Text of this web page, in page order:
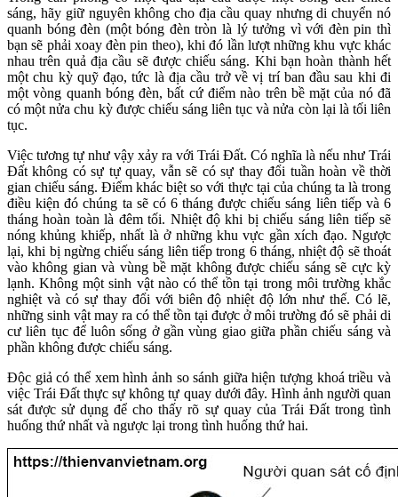
sáng, hãy giữ nguyên không cho địa cầu quay nhưng di chuyển nó
quanh bóng đèn (một bóng đèn tròn là lý tưởng vì với đèn pin thì
bạn sẽ phải xoay đèn pin theo), khi đó lần lượt những khu vực khác
nhau trên quả địa cầu sẽ được chiếu sáng. Khi bạn hoàn thành hết
một chu kỳ quỹ đạo, tức là địa cầu trở về vị trí ban đầu sau khi đi
một vòng quanh bóng đèn, bất cứ điểm nào trên bề mặt của nó đã
có một nửa chu kỳ được chiếu sáng liên tục và nửa còn lại là tối liên
tục.
Việc tương tự như vậy xảy ra với Trái Đất. Có nghĩa là nếu như Trái
Đất không có sự tự quay, vẫn sẽ có sự thay đổi tuần hoàn về thời
gian chiếu sáng. Điểm khác biệt so với thực tại của chúng ta là trong
điều kiện đó chúng ta sẽ có 6 tháng được chiếu sáng liên tiếp và 6
tháng hoàn toàn là đêm tối. Nhiệt độ khi bị chiếu sáng liên tiếp sẽ
nóng khủng khiếp, nhất là ở những khu vực gần xích đạo. Ngược
lại, khi bị ngừng chiếu sáng liên tiếp trong 6 tháng, nhiệt độ sẽ thoát
vào không gian và vùng bề mặt không được chiếu sáng sẽ cực kỳ
lạnh. Không một sinh vật nào có thể tồn tại trong môi trường khắc
nghiệt và có sự thay đổi với biên độ nhiệt độ lớn như thế. Có lẽ,
những sinh vật may ra có thể tồn tại được ở môi trường đó sẽ phải di
cư liên tục để luôn sống ở gần vùng giao giữa phần chiếu sáng và
phần không được chiếu sáng.
Độc giả có thể xem hình ảnh so sánh giữa hiện tượng khoá triều và
việc Trái Đất thực sự không tự quay dưới đây. Hình ảnh người quan
sát được sử dụng để cho thấy rõ sự quay của Trái Đất trong tình
huống thứ nhất và ngược lại trong tình huống thứ hai.